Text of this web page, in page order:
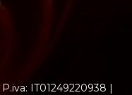
P.iva: IT01249220938 |